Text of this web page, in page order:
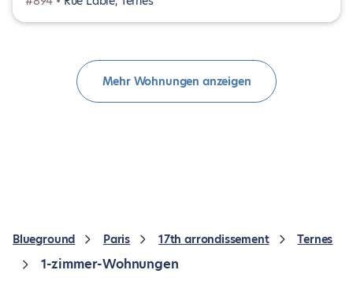
Mehr Wohnungen anzeigen
Blueground Paris 17th arrondissement Ternes
1-zimmer-Wohnungen